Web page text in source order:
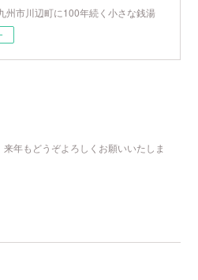
州市川辺町に100年続く小さな銭湯
年もどうぞよろしくお願いいたしま